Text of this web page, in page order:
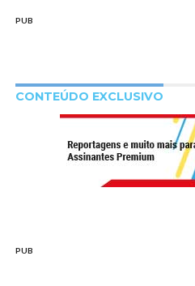
PUB
CONTEÚDO EXCLUSIVO
PUB